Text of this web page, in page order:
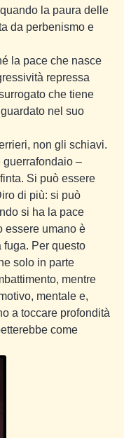
la paura delle
da perbenismo e
la pace che nasce
repressa
che tiene
nel suo
non gli schiavi.
guerrafondaio –
Si può essere
di più: si può
si ha la pace
essere umano è
Per questo
solo in parte
mentre
mentale e,
a toccare profondità
come